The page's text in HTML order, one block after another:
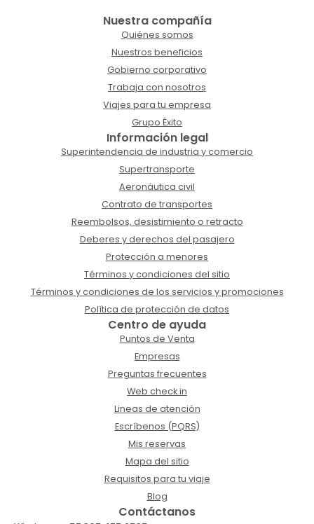
Nuestra compañía
Quiénes somos
Nuestros beneficios
Gobierno corporativo
Trabaja con nosotros
Viajes para tu empresa
Grupo Éxito
Información legal
Superintendencia de industria y comercio
Supertransporte
Aeronáutica civil
Contrato de transportes
Reembolsos, desistimiento o retracto
Deberes y derechos del pasajero
Protección a menores
Términos y condiciones del sitio
Términos y condiciones de los servicios y promociones
Política de protección de datos
Centro de ayuda
Puntos de Venta
Empresas
Preguntas frecuentes
Web check in
Lineas de atención
Escríbenos (PQRS)
Mis reservas
Mapa del sitio
Requisitos para tu viaje
Blog
Contáctanos